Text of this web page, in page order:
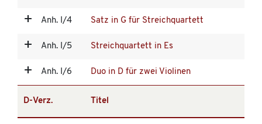
Anh. I/4 Satz in G für Streichquartett
Anh. I/5 Streichquartett in Es
Anh. I/6 Duo in D für zwei Violinen
D-Verz. Titel